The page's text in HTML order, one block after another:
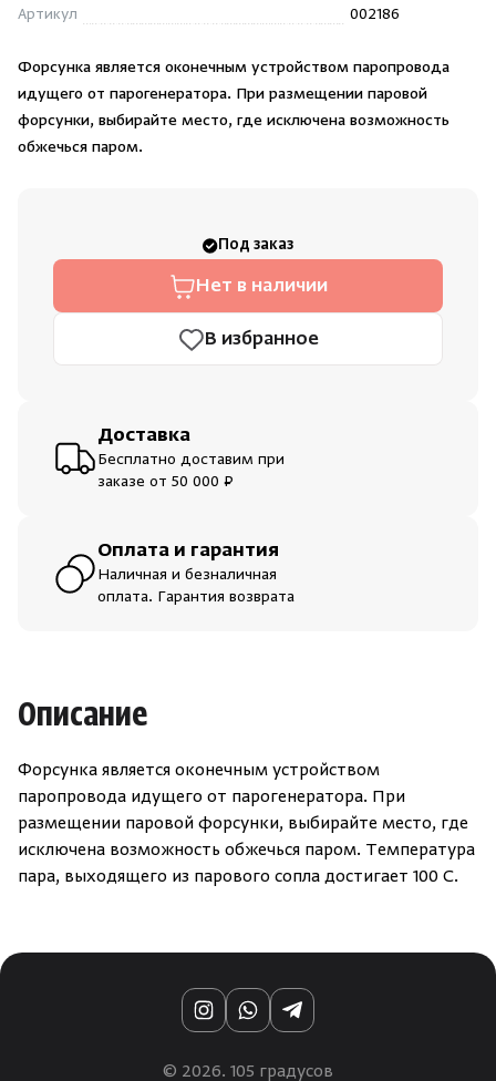
Душевые поддоны и системы слива
Пародушевые
Артикул 002186
Форсунка является оконечным устройством паропровода
идущего от парогенератора. При размещении паровой
форсунки, выбирайте место, где исключена возможность
обжечься паром.
Под заказ
Нет в наличии
В избранное
Доставка
Бесплатно доставим при
заказе от 50 000 ₽
Оплата и гарантия
Наличная и безналичная
оплата. Гарантия возврата
Описание
Форсунка является оконечным устройством
паропровода идущего от парогенератора. При
размещении паровой форсунки, выбирайте место, где
исключена возможность обжечься паром. Температура
пара, выходящего из парового сопла достигает 100 С.
InstagramWhatsAppTelegram
© 2026. 105 градусов
На главную
Войти
Нет аккаунта?Зарегистрироваться
Зарегистрироваться
Уже есть аккаунт?Войти